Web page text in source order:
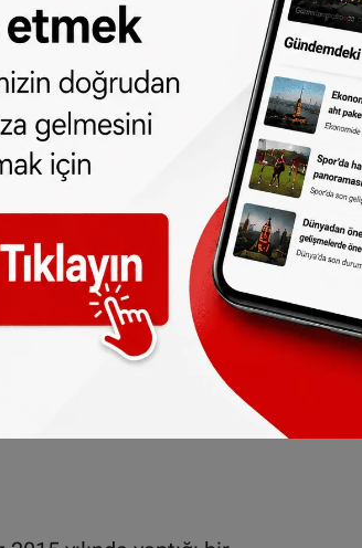
kayıt kurumlarına
resmi internet adresinden
organlarınız alınabilinecek.
bağışlamak
dikkat çekiyor.
yaşadığı belediyelerde, bağışa
daha yüksek. Özellikle de